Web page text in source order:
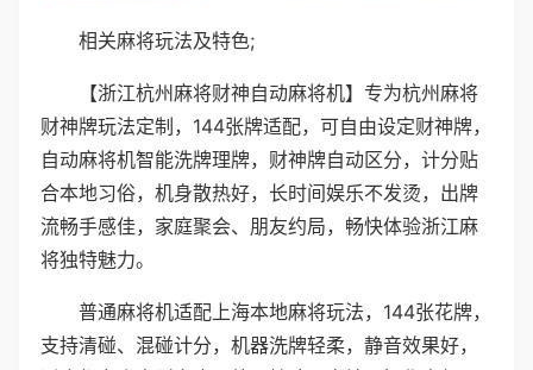
相关麻将玩法及特色;
【浙江杭州麻将财神自动麻将机】专为杭州麻将
财神牌玩法定制，144张牌适配，可自由设定财神牌，
自动麻将机智能洗牌理牌，财神牌自动区分，计分贴
合本地习俗，机身散热好，长时间娱乐不发烫，出牌
流畅手感佳，家庭聚会、朋友约局，畅快体验浙江麻
将独特魅力。
普通麻将机适配上海本地麻将玩法，144张花牌，
支持清碰、混碰计分，机器洗牌轻柔，静音效果好，